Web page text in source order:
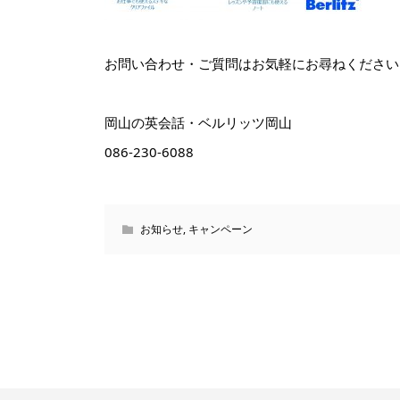
お問い合わせ・ご質問はお気軽にお尋ねくださ
岡山の英会話・ベルリッツ岡山
086-230-6088
お知らせ, キャンペーン